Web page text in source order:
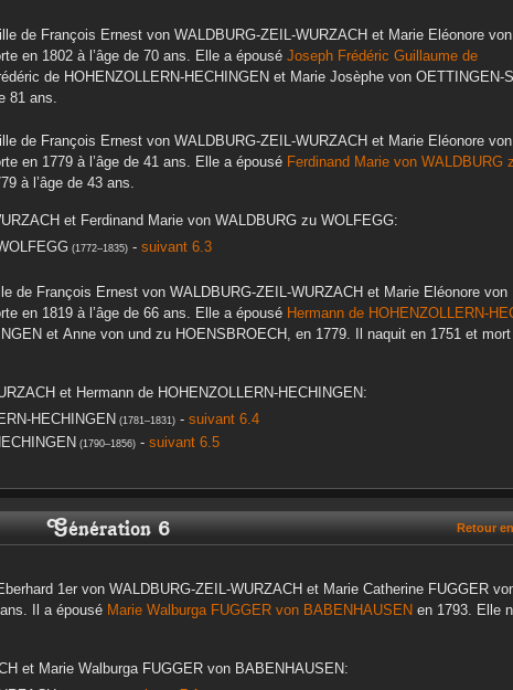
de François Ernest von WALDBURG-ZEIL-WURZACH et Marie Eléonore von
en 1802 à l’âge de 70 ans. Elle a épousé Joseph Frédéric Guillaume de
de HOHENZOLLERN-HECHINGEN et Marie Josèphe von OETTINGEN-
81 ans.
de François Ernest von WALDBURG-ZEIL-WURZACH et Marie Eléonore von
en 1779 à l’âge de 41 ans. Elle a épousé Ferdinand Marie von WALDBURG
à l’âge de 43 ans.
et Ferdinand Marie von WALDBURG zu WOLFEGG:
(1772–1835)- suivant 6.3
de François Ernest von WALDBURG-ZEIL-WURZACH et Marie Eléonore von
en 1819 à l’âge de 66 ans. Elle a épousé Hermann de HOHENZOLLERN-
et Anne von und zu HOENSBROECH , en 1779. Il naquit en 1751 et
et Hermann de HOHENZOLLERN-HECHINGEN:
HECHINGEN (1781–1831)- suivant 6.4
(1790–1856)- suivant 6.5
Génération 6 Retour
1er von WALDBURG-ZEIL-WURZACH et Marie Catherine FUGGER
Il a épousé Marie WalburgaFUGGER von BABENHAUSEN en 1793. Elle
et Marie WalburgaFUGGER von BABENHAUSEN: